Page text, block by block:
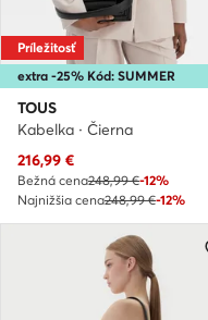
extra -25% Kód: SUMMER
Príležitosť
TOUS
Kabelka · Čierna
Aktuálna cena
216,99 €
Bežná cena248,99 €-12%
Najnižšia cena248,99 €-12%